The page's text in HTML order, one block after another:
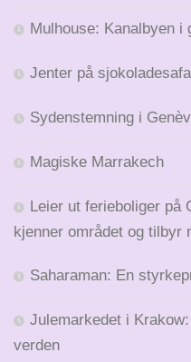
Mulhouse: Kanalbyen i
Jenter på
Sydenstemning i
Magiske Marrakech
Leier ut ferieboliger på
kjenner området og tilbyr
Saharaman: En
Julemarkedet i
verden